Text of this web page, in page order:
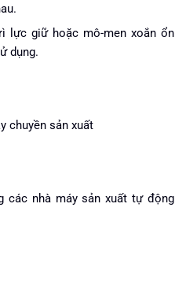
lực giữ hoặc mô-men xoắn ổn
dụng.
chuyền sản xuất
các nhà máy sản xuất tự động